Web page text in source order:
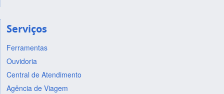
Serviços
Ferramentas
Ouvidoria
Central de Atendimento
Agência de Viagem